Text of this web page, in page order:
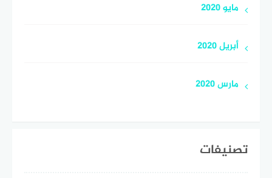
مايو 2020
أبريل 2020
مارس 2020
تصنيفات